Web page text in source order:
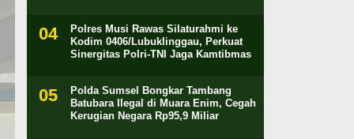
Polres Musi Rawas Silaturahmi ke
Kodim 0406/Lubuklinggau, Perkuat
Sinergitas Polri-TNI Jaga Kamtibmas
Polda Sumsel Bongkar Tambang
Batubara Ilegal di Muara Enim, Cegah
Kerugian Negara Rp95,9 Miliar